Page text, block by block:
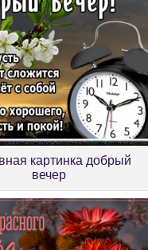
картинка добрый
вечер